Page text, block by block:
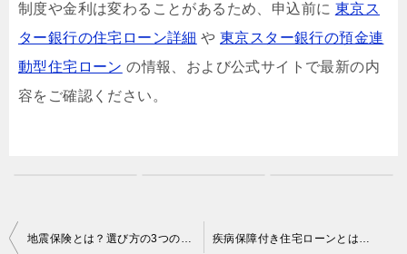
制度や金利は変わることがあるため、申込前に 東京ス
ター銀行の住宅ローン詳細 や東京スター銀行の預金連
動型住宅ローン の情報、および公式サイトで最新の内
容をご確認ください。
投
地震保険とは？選び方の3つのポイントと備え方をやさしく解説 疾病保障付き住宅ローンとは？無料で付く団信を徹底比較【2026年】